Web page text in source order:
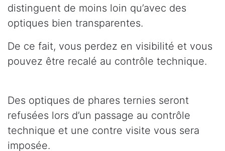
distinguent de moins loin qu’avec des
optiques bien transparentes.
De ce fait, vous perdez en visibilité et vous
pouvez être recalé au contrôle technique.
Des optiques de phares ternies seront
refusées lors d’un passage au contrôle
technique et une contre visite vous sera
imposée.